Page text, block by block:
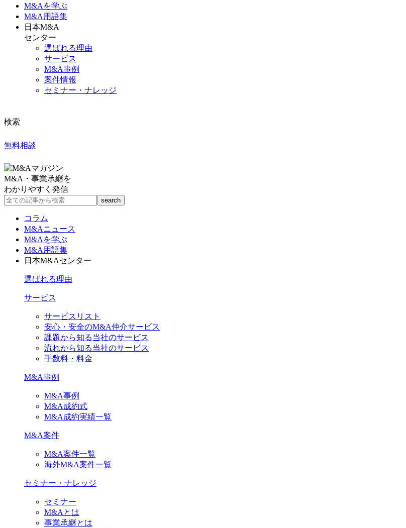
M&Aを学ぶ
M&A 用語集
日本M&A
センター
選ばれる理由
サービス
M&A事例
案件情報
セミナー・ナレッジ
検索
無料相談
M&A・事業承継を
わかりやすく発信
コラム
M&Aニュース
M&Aを学ぶ
M&A用語集
日本M&Aセンター
選ばれる理由
サービス
サービスリスト
安心・安全のM&A仲介サービス
課題から知る当社のサービス
流れから知る当社のサービス
手数料・料金
M&A事例
M&A事例
M&A成約式
M&A成約実績一覧
M&A案件
M&A案件一覧
海外M&A案件一覧
セミナー・ナレッジ
セミナー
M&Aとは
事業承継とは